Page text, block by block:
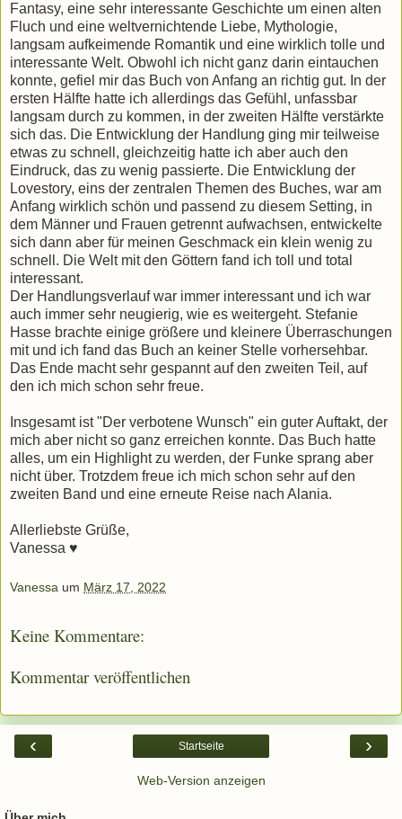
Fantasy, eine sehr interessante Geschichte um einen alten
Fluch und eine weltvernichtende Liebe, Mythologie,
langsam aufkeimende Romantik und eine wirklich tolle und
interessante Welt. Obwohl ich nicht ganz darin eintauchen
konnte, gefiel mir das Buch von Anfang an richtig gut. In der
ersten Hälfte hatte ich allerdings das Gefühl, unfassbar
langsam durch zu kommen, in der zweiten Hälfte verstärkte
sich das. Die Entwicklung der Handlung ging mir teilweise
etwas zu schnell, gleichzeitig hatte ich aber auch den
Eindruck, das zu wenig passierte. Die Entwicklung der
Lovestory, eins der zentralen Themen des Buches, war am
Anfang wirklich schön und passend zu diesem Setting, in
dem Männer und Frauen getrennt aufwachsen, entwickelte
sich dann aber für meinen Geschmack ein klein wenig zu
schnell. Die Welt mit den Göttern fand ich toll und total
interessant.
Der Handlungsverlauf war immer interessant und ich war
auch immer sehr neugierig, wie es weitergeht. Stefanie
Hasse brachte einige größere und kleinere Überraschungen
mit und ich fand das Buch an keiner Stelle vorhersehbar.
Das Ende macht sehr gespannt auf den zweiten Teil, auf
den ich mich schon sehr freue.
Insgesamt ist "Der verbotene Wunsch" ein guter Auftakt, der
mich aber nicht so ganz erreichen konnte. Das Buch hatte
alles, um ein Highlight zu werden, der Funke sprang aber
nicht über. Trotzdem freue ich mich schon sehr auf den
zweiten Band und eine erneute Reise nach Alania.
Allerliebste Grüße,
Vanessa ♥
Vanessa um März 17, 2022
Keine Kommentare:
Kommentar veröffentlichen
‹ ›
Startseite
Web-Version anzeigen